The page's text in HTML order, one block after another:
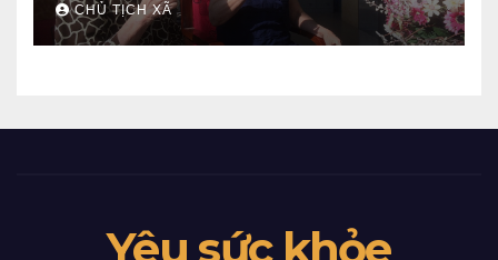
CHỦ TỊCH XÃ
Yêu sức khỏe